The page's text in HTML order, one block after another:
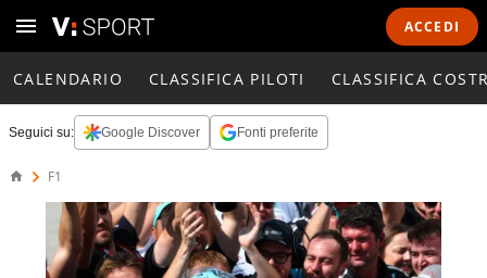
ACCEDI
CALENDARIO CLASSIFICA PILOTI CLASSIFICA
Seguici su: Google Discover Fonti preferite
F1